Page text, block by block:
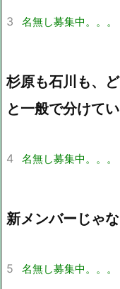
3 名無し募集中。。。
杉原も石川も、
と一般で分けて
4 名無し募集中。。。
新メンバーじゃ
5 名無し募集中。。。